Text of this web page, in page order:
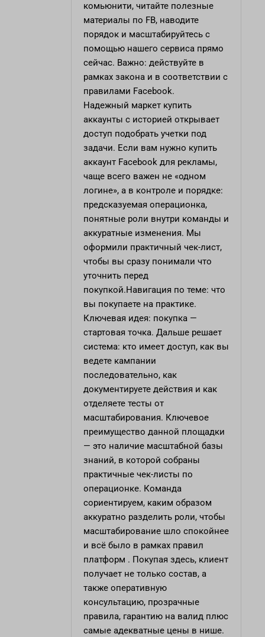
комьюнити, читайте полезные
материалы по FB, наводите
порядок и масштабируйтесь с
помощью нашего сервиса прямо
сейчас. Важно: действуйте в
рамках закона и в соответствии с
правилами Facebook.
Надежный маркет купить
аккаунты с историей открывает
доступ подобрать учетки под
задачи. Если вам нужно купить
аккаунт Facebook для рекламы,
чаще всего важен не «одном
логине», а в контроле и порядке:
предсказуемая операционка,
понятные роли внутри команды и
аккуратные изменения. Мы
оформили практичный чек-лист,
чтобы вы сразу понимали что
уточнить перед
покупкой.Навигация по теме: что
вы покупаете на практике.
Ключевая идея: покупка —
стартовая точка. Дальше решает
система: кто имеет доступ, как вы
ведете кампании
последовательно, как
документируете действия и как
отделяете тесты от
масштабирования. Ключевое
преимущество данной площадки
— это наличие масштабной базы
знаний, в которой собраны
практичные чек-листы по
операционке. Команда
сориентируем, каким образом
аккуратно разделить роли, чтобы
масштабирование шло спокойнее
и всё было в рамках правил
платформ . Покупая здесь, клиент
получает не только состав, а
также оперативную
консультацию, прозрачные
правила, гарантию на валид плюс
самые адекватные цены в нише.